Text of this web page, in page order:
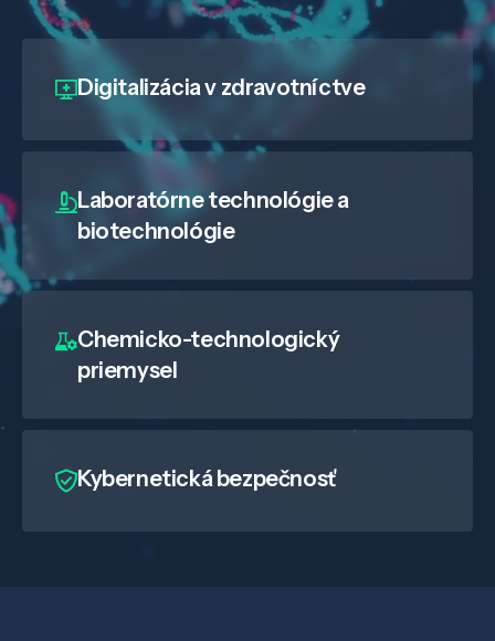
Digitalizáciav zdravotníctve
Laboratórne technológie a
biotechnológie
Chemicko-technologický
priemysel
Kybernetická bezpečnosť